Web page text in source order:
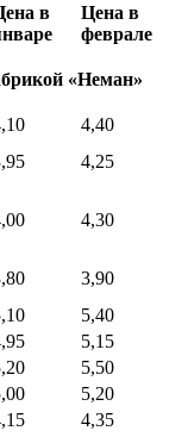
в
Цена в
феврале
«Неман»
4,40
4,25
4,30
3,90
5,40
5,15
5,50
5,20
4,35